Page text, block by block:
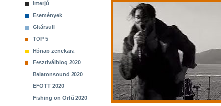
Interjú
Események
Gitársuli
TOP 5
Hónap zenekara
Fesztiválblog 2020
Balatonsound 2020
EFOTT 2020
Fishing on Orfű 2020